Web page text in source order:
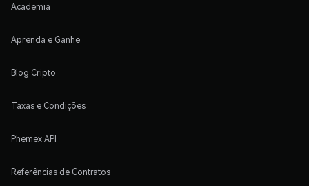
Academia
Aprenda e Ganhe
Blog Cripto
Taxas e Condições
Phemex API
Referências de Contratos